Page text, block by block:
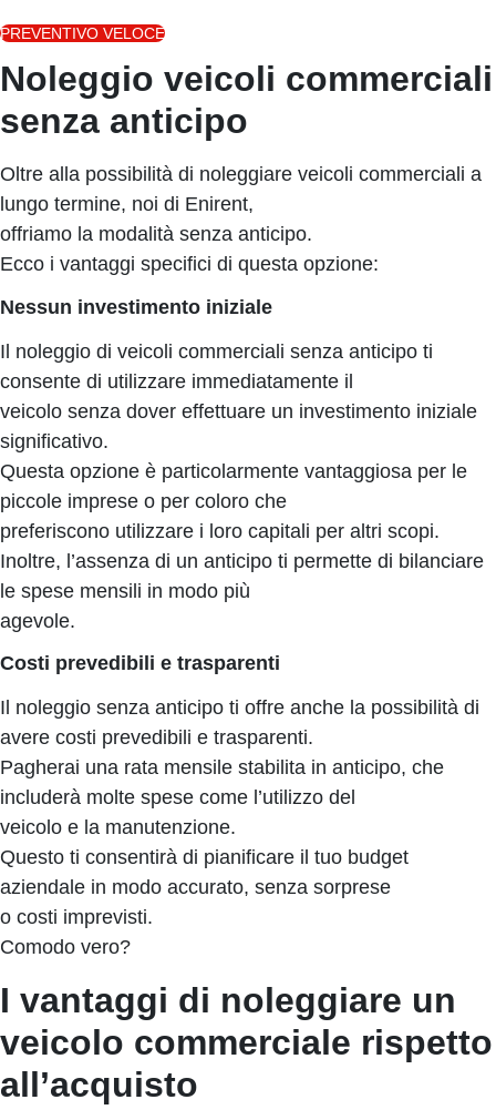
PREVENTIVO VELOCE
Noleggio veicoli commerciali
senza anticipo
Oltre alla possibilità di noleggiare veicoli commerciali a
lungo termine, noi di Enirent,
offriamo la modalità senza anticipo.
Ecco i vantaggi specifici di questa opzione:
Nessun investimento iniziale
Il noleggio di veicoli commerciali senza anticipo ti
consente di utilizzare immediatamente il
veicolo senza dover effettuare un investimento iniziale
significativo.
Questa opzione è particolarmente vantaggiosa per le
piccole imprese o per coloro che
preferiscono utilizzare i loro capitali per altri scopi.
Inoltre, l’assenza di un anticipo ti permette di bilanciare
le spese mensili in modo più
agevole.
Costi prevedibili e trasparenti
Il noleggio senza anticipo ti offre anche la possibilità di
avere costi prevedibili e trasparenti.
Pagherai una rata mensile stabilita in anticipo, che
includerà molte spese come l’utilizzo del
veicolo e la manutenzione.
Questo ti consentirà di pianificare il tuo budget
aziendale in modo accurato, senza sorprese
o costi imprevisti.
Comodo vero?
I vantaggi di noleggiare un
veicolo commerciale rispetto
all’acquisto